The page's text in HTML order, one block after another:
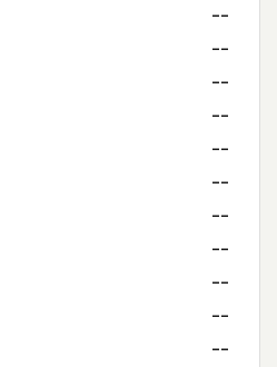
--
--
--
--
--
--
--
--
--
--
--